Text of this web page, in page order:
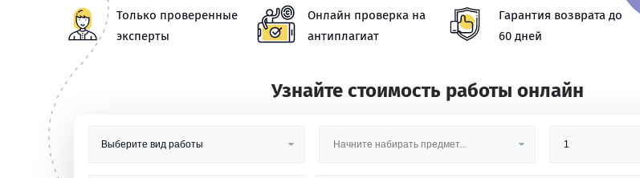
Только проверенные
эксперты
Онлайн проверка на
антиплагиат
Гарантия возврата до
60 дней
Узнайте стоимость работы онлайн